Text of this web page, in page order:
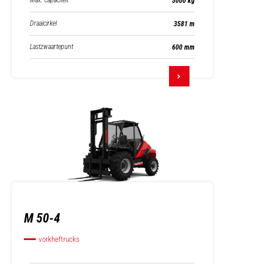
Draaicirkel 3581 m
Lastzwaartepunt 600 mm
M 50-4
vorkheftrucks